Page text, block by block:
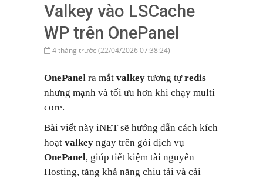
Valkey vào LSCache
WP trên OnePanel
4 tháng trước (22/04/2026 07:38:24)
OnePanel ra mắt valkey tương tựredis
nhưng mạnh và tối ưu hơn khi chạy multi
core.
Bài viết này iNET sẽ hướng dẫn cách kích
hoạt valkey ngay trên gói dịch vụ
OnePanel, giúp tiết kiệm tài nguyên
Hosting, tăng khả năng chiu tải và cải